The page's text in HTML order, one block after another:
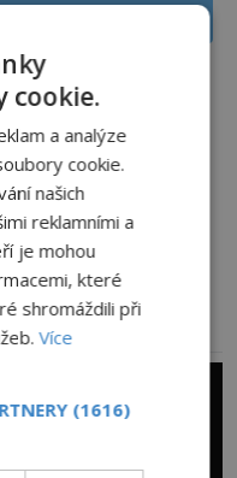
trend, nebo
Skutečně vidí do
cookie.
a analýze
cookie.
našich
reklamními a
je mohou
které
shromáždili při
Více
(1616)